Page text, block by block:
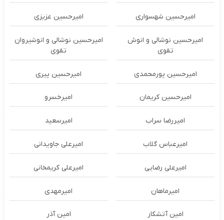
امیرحسین شهسواری امیرحسین عزیزی
امیرحسین نوشالی و انوش
تقوی
امیرحسین نوشالی و انوشیروان
تقوی
امیرحسین پورمحمدی امیرحسین پیری
امیرحسین کریمان امیرخسرو
امیررضا سراب امیرسعید
امیرعباس گلاب امیرعلی جاویدانی
امیرعلی رضایی امیرعلی کریمخانی
امیرماهان امیرمهدی
امین آتشکار امین آذر